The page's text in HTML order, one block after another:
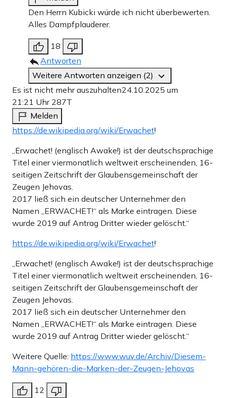
Den Herrn Kubicki würde ich nicht überbewerten.
Alles Dampfplauderer.
18
Antworten
Weitere Antworten anzeigen (2)
Es ist nicht mehr auszuhalten24.10.2025 um
21:21 Uhr 287T
Melden
https://de.wikipedia.org/wiki/Erwachet!
„Erwachet! (englisch Awake!) ist der deutschsprachige
Titel einer viermonatlich weltweit erscheinenden, 16-
seitigen Zeitschrift der Glaubensgemeinschaft der
Zeugen Jehovas.
2017 ließ sich ein deutscher Unternehmer den
Namen „ERWACHET!“ als Marke eintragen. Diese
wurde 2019 auf Antrag Dritter wieder gelöscht.“
https://de.wikipedia.org/wiki/Erwachet!
„Erwachet! (englisch Awake!) ist der deutschsprachige
Titel einer viermonatlich weltweit erscheinenden, 16-
seitigen Zeitschrift der Glaubensgemeinschaft der
Zeugen Jehovas.
2017 ließ sich ein deutscher Unternehmer den
Namen „ERWACHET!“ als Marke eintragen. Diese
wurde 2019 auf Antrag Dritter wieder gelöscht.“
Weitere Quelle: https://www.wuv.de/Archiv/Diesem-
Mann-gehören-die-Marken-der-Zeugen-Jehovas
12